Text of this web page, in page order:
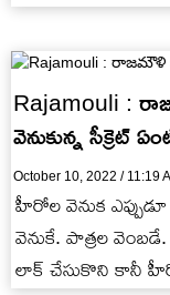
Rajamouli :
వెనుకున్న సీక్రెట్
October 10, 2022 / 11:19
హీరోల వెనుక
వెనుకే. పాత్రల వెంబడే.
లాక్ చేసుకొని కానీ